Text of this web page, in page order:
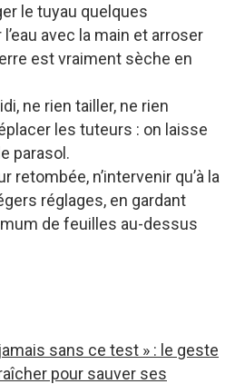
le tuyau quelques
avec la main et arroser
est vraiment sèche en
ne rien tailler, ne rien
les tuteurs : on laisse
parasol.
retombée, n’intervenir qu’à la
réglages, en gardant
de feuilles au-dessus
sans ce test » : le geste
pour sauver ses